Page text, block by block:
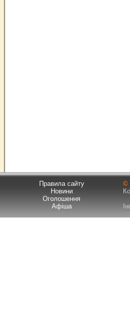
Правила сайту
Новини
Оголошення
Афіша
©